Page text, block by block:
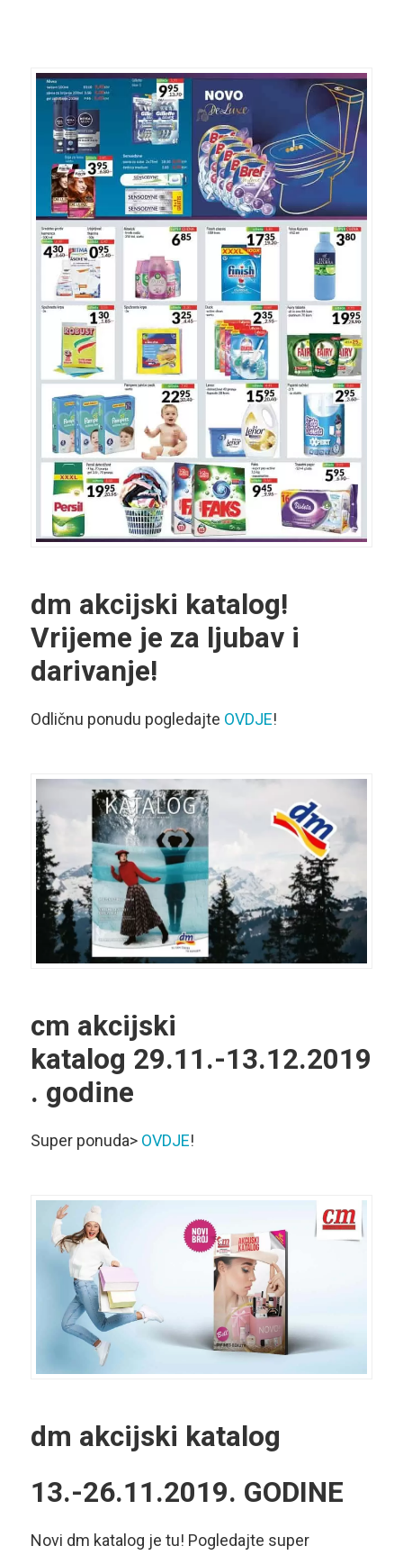
dm akcijski katalog!
Vrijeme je za ljubav i
darivanje!
Odličnu ponudu pogledajte OVDJE!
cm akcijski
katalog 29.11.-13.12.2019
. godine
Super ponuda> OVDJE!
dm akcijski katalog
13.-26.11.2019. GODINE
Novi dm katalog je tu! Pogledajte super